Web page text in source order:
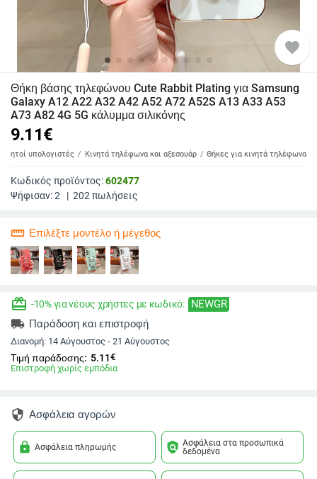
favorite
Θήκη βάσης τηλεφώνου Cute Rabbit Plating για Samsung
Galaxy A12 A22 A32 A42 A52 A72 A52S A13 A33 A53
A73 A82 4G 5G κάλυμμα σιλικόνης
9.11€
υπολογιστές Κινητά τηλέφωνα και αξεσουάρ Θήκες για κινητά τηλέφωνα
Κωδικός προϊόντος:602477
Ψήφισαν:2 | 202 πωλήσεις
straighten Επιλέξτε μοντέλο ή μέγεθος
redeem -10% για νέους χρήστες με κωδικό: NEWGR
local_shipping Παράδοση και επιστροφή
Διανομή: 14 Αύγουστος - 21 Αύγουστος
Τιμή παράδοσης: 5.11€
Επιστροφή χωρίς εμπόδια
security Ασφάλεια αγορών
lock Ασφάλεια πληρωμής policy Ασφάλεια στα προσωπικά
δεδομένα